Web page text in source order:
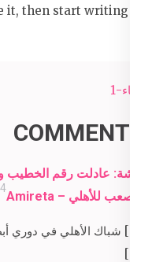
it, then start writing!
Post
دعاء-1
COMMENTS
أفشة: عادلت رقم الخطيب
الأصعب للأهلي – Amireta
[…]